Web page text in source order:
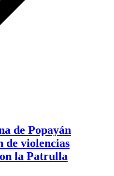
de Popayán
de violencias
la Patrulla